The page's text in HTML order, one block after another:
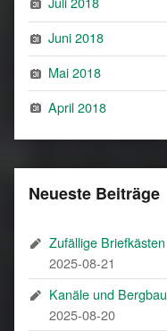
Juni 2018
Mai 2018
April 2018
Neueste Beiträge
Zufällige Briefkästen
2025-08-21
Kanäle und Bergbau
2025-08-20